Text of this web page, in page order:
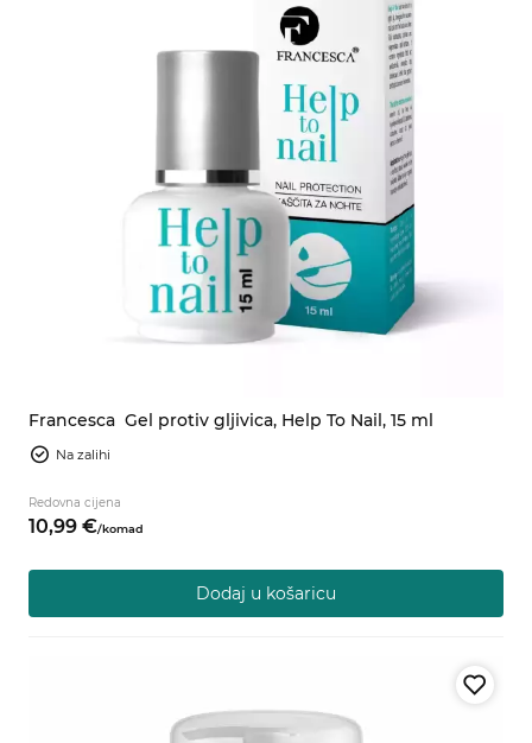
Francesca Gel protiv gljivica, Help To Nail, 15 ml
Na zalihi
Redovna cijena
10,99 €/komad
Dodaj u košaricu